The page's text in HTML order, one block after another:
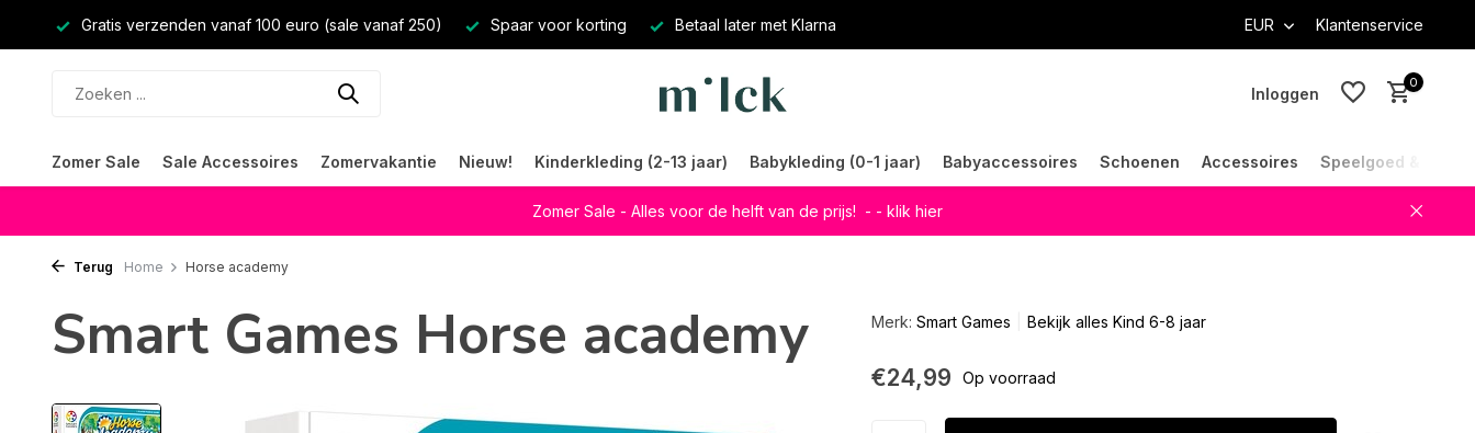
Gratis verzenden vanaf 100 euro (sale vanaf 250) Spaar voor korting Betaal later met Klarna EUR Klantenservice
Inloggen
0
Zomer Sale Sale Accessoires Zomervakantie Nieuw! Kinderkleding (2-13 jaar) Babykleding (0-1 jaar) Babyaccessoires Schoenen Accessoires Speelgoed &
Zomer Sale - Alles voor de helft van de prijs! - - klik hier
Terug Home Horse academy
Smart Games Horse academy Merk: Smart Games Bekijk alles Kind 6-8 jaar
€24,99 Op voorraad